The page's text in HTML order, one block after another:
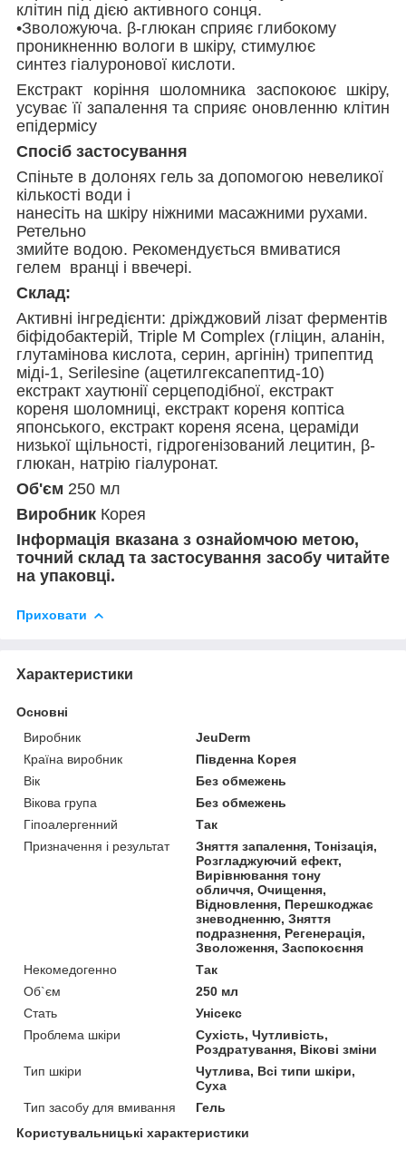
клітин під дією активного сонця.
•Зволожуюча. β-глюкан сприяє глибокому
проникненню вологи в шкіру, стимулює
синтез гіалуронової кислоти.
Екстракт коріння шоломника заспокоює шкіру,
усуває її запалення та сприяє оновленню клітин
епідермісу
Спосіб застосування
Спіньте в долонях гель за допомогою невеликої
кількості води і
нанесіть на шкіру ніжними масажними рухами.
Ретельно
змийте водою. Рекомендується вмиватися
гелем вранці і ввечері.
Склад:
Активні інгредієнти: дріжджовий лізат ферментів
біфідобактерій, Triple M Complex (гліцин, аланін,
глутамінова кислота, серин, аргінін) трипептид
міді-1, Serilesine (ацетилгексапептид-10)
екстракт хаутюнії серцеподібної, екстракт
кореня шоломниці, екстракт кореня коптіса
японського, екстракт кореня ясена, цераміди
низької щільності, гідрогенізований лецитин, β-
глюкан, натрію гіалуронат.
Об'єм 250 мл
Виробник Корея
Інформація вказана з ознайомчою метою,
точний склад та застосування засобу читайте
на упаковці.
Приховати
Характеристики
Основні
Виробник
JeuDerm
Країна виробник
Південна Корея
Вік
Без обмежень
Вікова група
Без обмежень
Гіпоалергенний
Так
Призначення і результат
Зняття запалення, Тонізація,
Розгладжуючий ефект,
Вирівнювання тону
обличчя, Очищення,
Відновлення, Перешкоджає
зневодненню, Зняття
подразнення, Регенерація,
Зволоження, Заспокоєння
Некомедогенно
Так
Об`єм
250 мл
Стать
Унісекс
Проблема шкіри
Сухість, Чутливість,
Роздратування, Вікові зміни
Тип шкіри
Чутлива, Всі типи шкіри,
Суха
Тип засобу для вмивання
Гель
Користувальницькі характеристики